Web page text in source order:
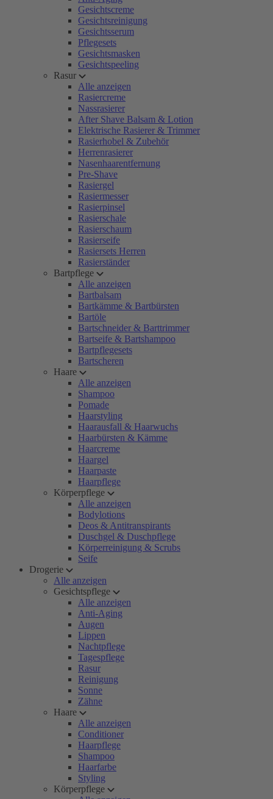
Gesichtscreme
Gesichtsreinigung
Gesichtsserum
Pflegesets
Gesichtsmasken
Gesichtspeeling
Rasur
Alle anzeigen
Rasiercreme
Nassrasierer
After Shave Balsam & Lotion
Elektrische Rasierer & Trimmer
Rasierhobel & Zubehör
Herrenrasierer
Nasenhaarentfernung
Pre-Shave
Rasiergel
Rasiermesser
Rasierpinsel
Rasierschale
Rasierschaum
Rasierseife
Rasiersets Herren
Rasierständer
Bartpflege
Alle anzeigen
Bartbalsam
Bartkämme & Bartbürsten
Bartöle
Bartschneider & Barttrimmer
Bartseife & Bartshampoo
Bartpflegesets
Bartscheren
Haare
Alle anzeigen
Shampoo
Pomade
Haarstyling
Haarausfall & Haarwuchs
Haarbürsten & Kämme
Haarcreme
Haargel
Haarpaste
Haarpflege
Körperpflege
Alle anzeigen
Bodylotions
Deos & Antitranspirants
Duschgel & Duschpflege
Körperreinigung & Scrubs
Seife
Drogerie
Alle anzeigen
Gesichtspflege
Alle anzeigen
Anti-Aging
Augen
Lippen
Nachtpflege
Tagespflege
Rasur
Reinigung
Sonne
Zähne
Haare
Alle anzeigen
Conditioner
Haarpflege
Shampoo
Haarfarbe
Styling
Körperpflege